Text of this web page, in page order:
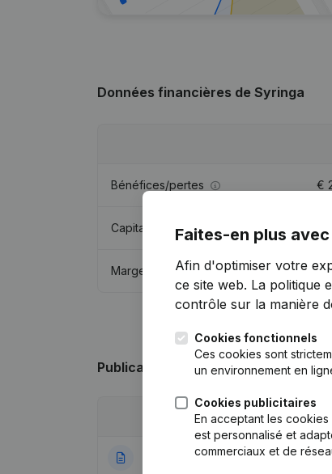
Données financières de Syringa
Bénéfices/pertes €
Capitaux propres
Marge brute €
Publications de Syringa
Publication
15-12-2023 Demissions
Faites-en plus
Afin d'optimiser votre
ce site web. La politique
contrôle sur la manière
Cookies fonctionnels
Ces cookies sont
un environnement en
Cookies publicitaires
En acceptant les
est personnalisé et
commerciaux et de